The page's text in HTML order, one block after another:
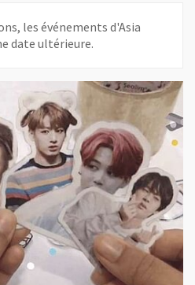
les événements d'Asia
date ultérieure.